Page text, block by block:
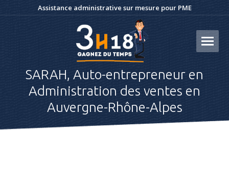
Assistance administrative sur mesure pour PME
SARAH, Auto-entrepreneur en
Administration des ventes en
Auvergne-Rhône-Alpes